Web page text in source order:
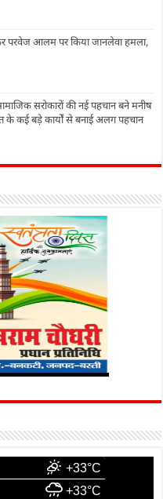
परवेज आलम पर किया जानलेवा हमला,
सरोकारों की नई पहचान बने मनीष
के कई बड़े कार्यों से बनाई अलग पहचान
+33°C
+33°C